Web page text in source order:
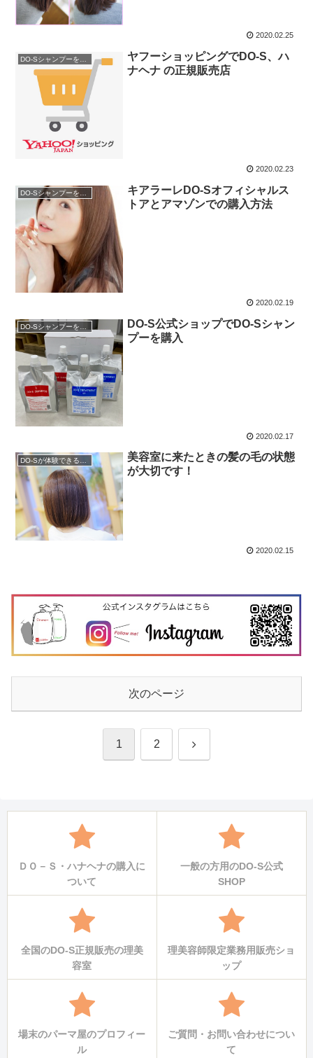
2020.02.25
DO-Sシャンプーを購入
ヤフーショッピングでDO-S、ハ
ナヘナ の正規販売店
2020.02.23
キアラーレDO-Sオフィシャルス
トアとアマゾンでの購入方法
2020.02.19
DO-S公式ショップでDO-Sシャン
プーを購入
2020.02.17
美容室に来たときの髪の毛の状態
が大切です！
2020.02.15
次のページ
1 2 次
ＤＯ－Ｓ・ハナヘナの購入に
ついて
一般の方用のDO-S公式
SHOP
全国のDO-S正規販売の理美
容室
理美容師限定業務用販売ショ
ップ
場末のパーマ屋のプロフィー
ル
ご質問・お問い合わせについ
て